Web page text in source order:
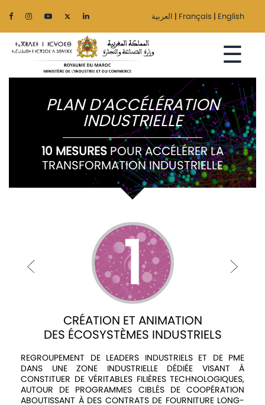
العربية | Français | English
☰
Ministère
Médiaroom
Contact
PLAN D’ACCÉLÉRATION
INDUSTRIELLE
10 MESURES POUR ACCÉLÉRER LA
TRANSFORMATION INDUSTRIELLE
1
CRÉATION ET ANIMATION
DES ÉCOSYSTÈMES INDUSTRIELS
REGROUPEMENT DE LEADERS INDUSTRIELS ET DE PME
DANS UNE ZONE INDUSTRIELLE DÉDIÉE VISANT À
CONSTITUER DE VÉRITABLES FILIÈRES TECHNOLOGIQUES,
AUTOUR DE PROGRAMMES CIBLÉS DE COOPÉRATION
ABOUTISSANT À DES CONTRATS DE FOURNITURE LONG-